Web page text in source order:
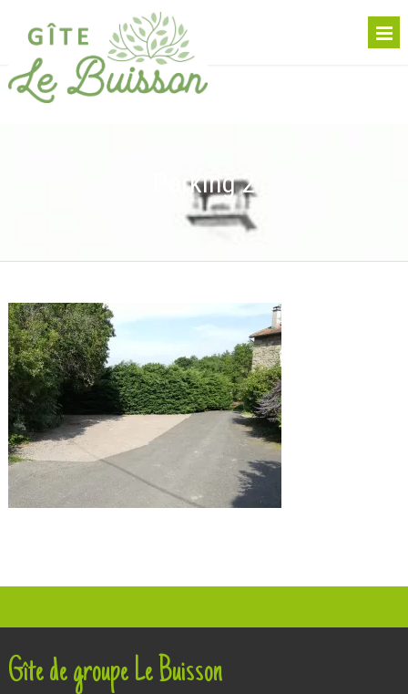
Parking 2
Gîte de groupe Le Buisson